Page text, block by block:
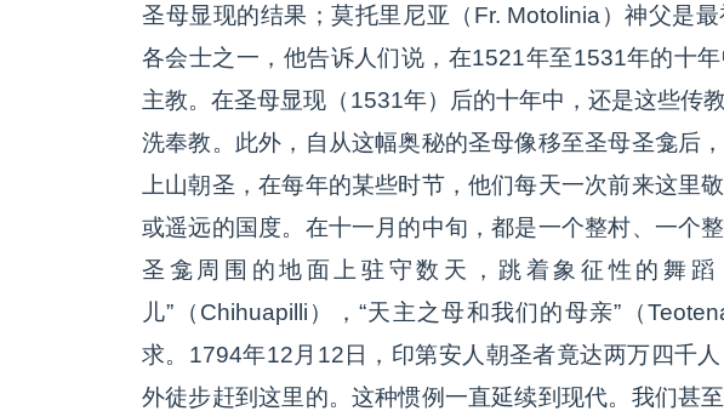
圣母显现的结果；莫托里尼亚（Fr. Motolinia）神父是
各会士之一，他告诉人们说，在1521年至1531年的十
主教。在圣母显现（1531年）后的十年中，还是这些传
洗奉教。此外，自从这幅奥秘的圣母像移至圣母圣龛后
上山朝圣，在每年的某些时节，他们每天一次前来这里
或遥远的国度。在十一月的中旬，都是一个整村、一个
圣龛周围的地面上驻守数天，跳着象征性的舞
儿”（Chihuapilli），“天主之母和我们的母亲”（
求。1794年12月12日，印第安人朝圣者竟达两万四千
外徒步赶到这里的。这种惯例一直延续到现代。我们甚